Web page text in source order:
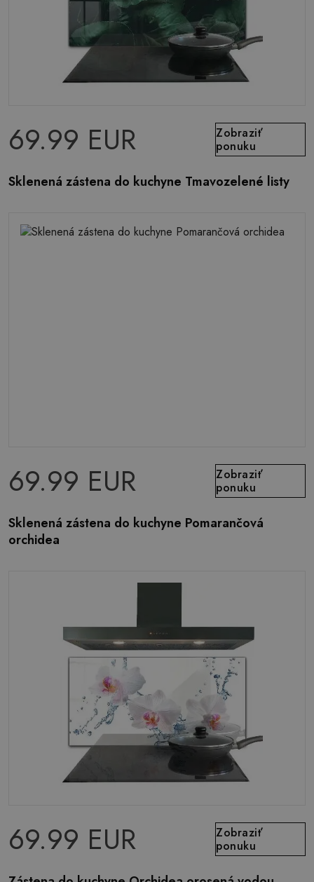
69.99 EUR
Zobraziť
ponuku
Sklenená zástena do kuchyne Tmavozelené listy
69.99 EUR
Zobraziť
ponuku
Sklenená zástena do kuchyne Pomarančová
orchidea
69.99 EUR
Zobraziť
ponuku